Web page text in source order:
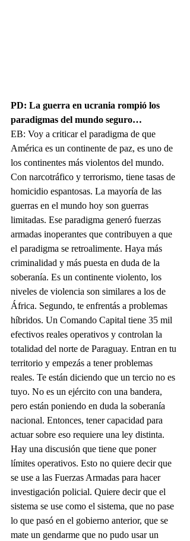
PD: La guerra en ucrania rompió los
paradigmas del mundo seguro…
EB: Voy a criticar el paradigma de que
América es un continente de paz, es uno de
los continentes más violentos del mundo.
Con narcotráfico y terrorismo, tiene tasas de
homicidio espantosas. La mayoría de las
guerras en el mundo hoy son guerras
limitadas. Ese paradigma generó fuerzas
armadas inoperantes que contribuyen a que
el paradigma se retroalimente. Haya más
criminalidad y más puesta en duda de la
soberanía. Es un continente violento, los
niveles de violencia son similares a los de
África. Segundo, te enfrentás a problemas
híbridos. Un Comando Capital tiene 35 mil
efectivos reales operativos y controlan la
totalidad del norte de Paraguay. Entran en tu
territorio y empezás a tener problemas
reales. Te están diciendo que un tercio no es
tuyo. No es un ejército con una bandera,
pero están poniendo en duda la soberanía
nacional. Entonces, tener capacidad para
actuar sobre eso requiere una ley distinta.
Hay una discusión que tiene que poner
límites operativos. Esto no quiere decir que
se use a las Fuerzas Armadas para hacer
investigación policial. Quiere decir que el
sistema se use como el sistema, que no pase
lo que pasó en el gobierno anterior, que se
mate un gendarme que no pudo usar un